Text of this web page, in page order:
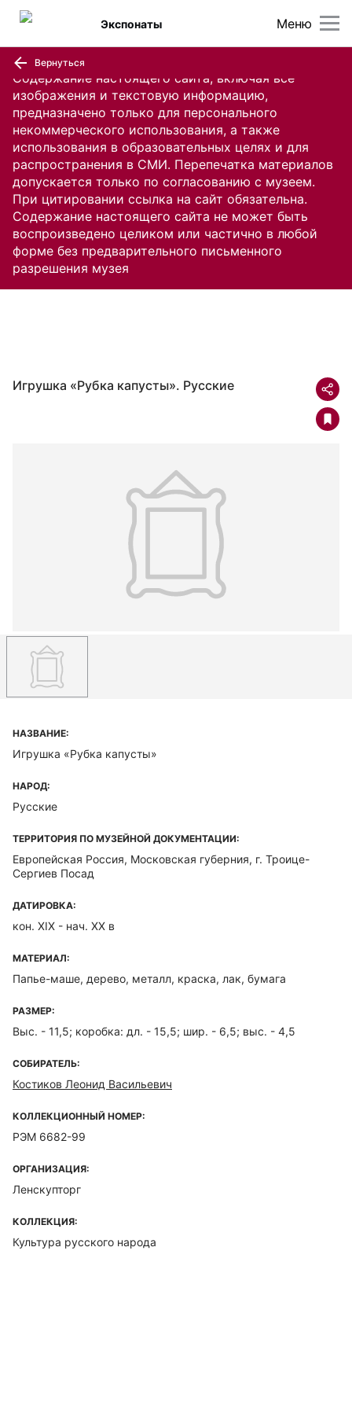
Содержание настоящего сайта, включая все
изображения и текстовую информацию,
предназначено только для персонального
некоммерческого использования, а также
использования в образовательных целях и для
распространения в СМИ. Перепечатка материалов
допускается только по согласованию с музеем.
При цитировании ссылка на сайт обязательна.
Содержание настоящего сайта не может быть
воспроизведено целиком или частично в любой
форме без предварительного письменного
разрешения музея
Меню
Экспонаты
Вернуться
Игрушка «Рубка капусты». Русские
НАЗВАНИЕ:
Игрушка «Рубка капусты»
НАРОД:
Русские
ТЕРРИТОРИЯ ПО МУЗЕЙНОЙ ДОКУМЕНТАЦИИ:
Европейская Россия, Московская губерния, г. Троице-
Сергиев Посад
ДАТИРОВКА:
кон. XIX - нач. ХХ в
МАТЕРИАЛ:
Папье-маше, дерево, металл, краска, лак, бумага
РАЗМЕР:
Выс. - 11,5; коробка: дл. - 15,5; шир. - 6,5; выс. - 4,5
СОБИРАТЕЛЬ:
Костиков Леонид Васильевич
КОЛЛЕКЦИОННЫЙ НОМЕР:
РЭМ 6682-99
ОРГАНИЗАЦИЯ:
Ленскупторг
КОЛЛЕКЦИЯ:
Культура русского народа